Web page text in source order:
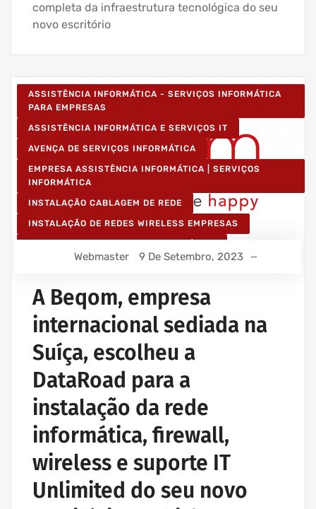
completa da infraestrutura tecnológica do seu
novo escritório
ASSISTÊNCIA INFORMÁTICA - SERVIÇOS INFORMÁTICA
PARA EMPRESAS
ASSISTÊNCIA INFORMÁTICA E SERVIÇOS IT
AVENÇA DE SERVIÇOS INFORMÁTICA
EMPRESA ASSISTÊNCIA INFORMÁTICA | SERVIÇOS
INFORMÁTICA
INSTALAÇÃO CABLAGEM DE REDE
INSTALAÇÃO DE REDES WIRELESS EMPRESAS
Webmaster 9 De Setembro, 2023
A Beqom, empresa
internacional sediada na
Suíça, escolheu a
DataRoad para a
instalação da rede
informática, firewall,
wireless e suporte IT
Unlimited do seu novo